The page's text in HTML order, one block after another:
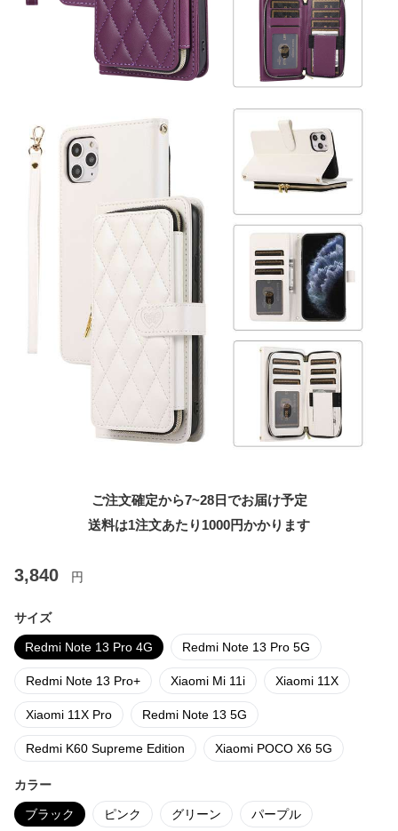
ご注文確定から7~28日でお届け予定
送料は1注文あたり 1000円かかります
3,840 円
サイズ
Redmi Note 13 Pro 4G Redmi Note 13 Pro 5G
Redmi Note 13 Pro+ Xiaomi Mi 11i Xiaomi 11X
Xiaomi 11X Pro Redmi Note 13 5G
Redmi K60 Supreme Edition Xiaomi POCO X6 5G
カラー
ブラック ピンク グリーン パープル